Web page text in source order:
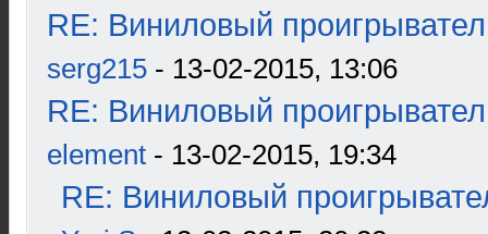
RE: Виниловый
serg215 - 13-02-2015, 13:06
RE: Виниловый
element - 13-02-2015, 19:34
RE: Виниловый